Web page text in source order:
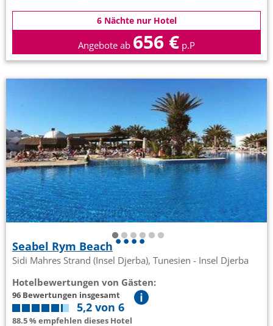
6 Nächte nur Hotel
Angebote ab 656 € p.P
Seabel Rym Beach
Sidi Mahres Strand (Insel Djerba), Tunesien - Insel Djerba
Hotelbewertungen von Gästen:
96 Bewertungen insgesamt
5,2 von 6
88.5 % empfehlen dieses Hotel